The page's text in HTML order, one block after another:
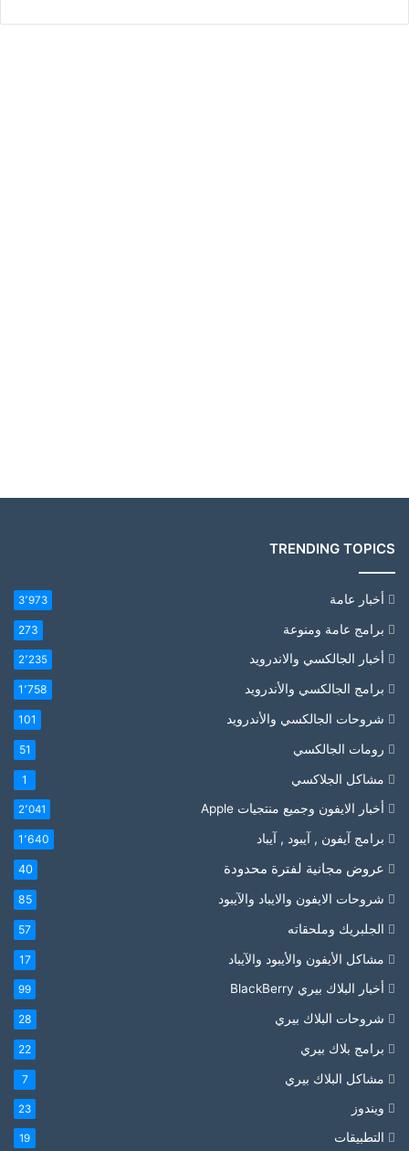
TRENDING TOPICS
أخبار عامة 3٬973
برامج عامة ومنوعة 273
أخبار الجالكسي والاندرويد 2٬235
برامج الجالكسي والأندرويد 1٬758
شروحات الجالكسي والأندرويد 101
رومات الجالكسي 51
مشاكل الجلاكسي 1
أخبار الايفون وجميع منتجيات Apple 2٬041
برامج آيفون , آيبود , آيباد 1٬640
عروض مجانية لفترة محدودة 40
شروحات الايفون والايباد والآيبود 85
الجلبريك وملحقاته 57
مشاكل الأيفون والأيبود والآيباد 17
أخبار البلاك بيري BlackBerry 99
شروحات البلاك بيري 28
برامج بلاك بيري 22
مشاكل البلاك بيري 7
ويندوز 23
التطبيقات 19